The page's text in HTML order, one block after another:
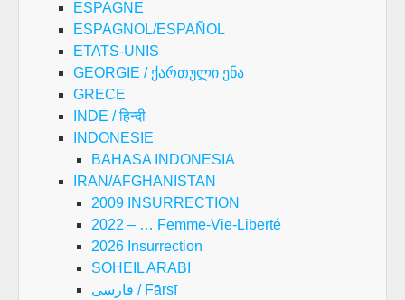
ESPAGNE
ESPAGNOL/ESPAÑOL
ETATS-UNIS
GEORGIE / ქართული ენა
GRECE
INDE / हिन्दी
INDONESIE
BAHASA INDONESIA
IRAN/AFGHANISTAN
2009 INSURRECTION
2022 – … Femme-Vie-Liberté
2026 Insurrection
SOHEIL ARABI
فارسی / Fārsī